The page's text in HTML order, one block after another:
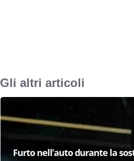
Gli altri articoli
Furto nell’auto durante la